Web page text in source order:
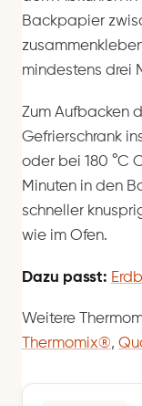
Backpapier
mindestens drei
Zum Aufbacken
Gefrierschrank
oder bei 180 °C
Minuten in den
schneller
wie im Ofen.
Dazu passt:
Weitere
Thermomix®,